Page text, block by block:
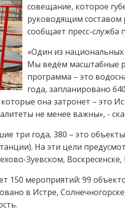
совещание, которое
руководящим составом
сообщает пресс-служба
«Один из
Мы ведём масштабные
программа – это
года, запланировано
она затронет – это
не менее важны», -
три года, 380 – это
На эти цели
Зуевском, Воскресенске,
150 мероприятий: 99
в Истре,